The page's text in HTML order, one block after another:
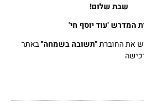
שבת שלום!
המדרש 'עוד יוסף חי'
את החוברת"תשובה בשמחה"באתר